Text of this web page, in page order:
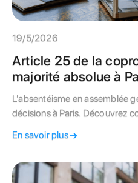
19/5/2026
Article 25 de la
majorité absolue à
L'absentéisme en assemblée
décisions à Paris. Découvrez
copropriété.
En savoir plus